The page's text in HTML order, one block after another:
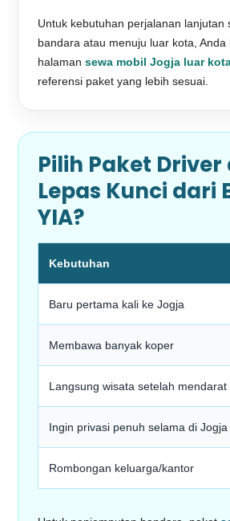
Untuk kebutuhan perjalanan lanjutan
bandara atau menuju luar kota, Anda
halamansewa mobil Jogja luar
referensi paket yang lebih sesuai.
Pilih Paket
Lepas Kunci dari
YIA?
Kebutuhan
Baru pertama kali ke Jogja
Membawa banyak koper
Langsung wisata setelah mendarat
Ingin privasi penuh selama di Jogja
Rombongan keluarga/kantor